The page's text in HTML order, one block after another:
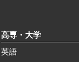
高専・大学
英語